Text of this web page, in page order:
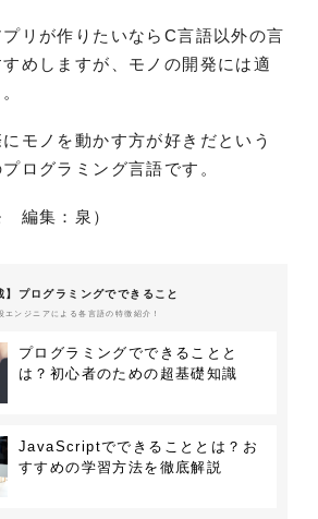
リが作りたいならC言語以外の言
めしますが、モノの開発には適
モノを動かす方が好きだという
ログラミング言語です。
編集：泉）
】プログラミングでできること
エンジニアによる各言語の特徴紹介！
プログラミングでできることと
は？初心者のための超基礎知識
JavaScriptでできることとは？お
すすめの学習方法を徹底解説